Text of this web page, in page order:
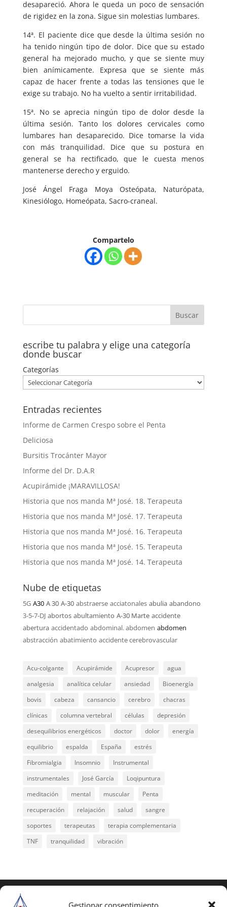
Gestionar consentimiento
desapareció. Ahora le queda un poco de sensación
de rigidez en la zona. Sigue sin molestias lumbares.
14ª. El paciente dice que desde la última sesión no
ha tenido ningún tipo de dolor. Dice que su estado
general ha mejorado mucho, y que se siente muy
bien anímicamente. Expresa que se siente más
capaz de hacer frente a todas las tensiones que le
exige su trabajo. No ha vuelto a sentir irritabilidad.
15ª. No se aprecia ningún tipo de dolor desde la
última sesión. Tanto los dolores cervicales como
lumbares han desaparecido. Dice tomarse la vida
con más tranquilidad. Dice que su postura en
general se ha rectificado, que le cuesta menos
mantenerse derecho y erguido.
José Ángel Fraga Moya Osteópata, Naturópata,
Kinesiólogo, Homeópata, Sacro-craneal.
Compartelo
escribe tu palabra y elige una categoría
donde buscar
Categorías
Entradas recientes
Informe de Carmen Crespo sobre el Penta
Deliciosa
Bursitis Trocánter Mayor
Informe del Dr. D.A.R
Acupirámide ¡MARAVILLOSA!
Historia que nos manda Mª José. 18. Terapeuta
Historia que nos manda Mª José. 17. Terapeuta
Historia que nos manda Mª José. 16. Terapeuta
Historia que nos manda Mª José. 15. Terapeuta
Historia que nos manda Mª José. 14. Terapeuta
Nube de etiquetas
5G A30 A 30 A-30 abstraerse acciatonales abulia abandono
3-5-7-DJ abortos abultamiento A-30 Marte accidente
abertura accidentado abdominal. abdomen abdomen
abstracción abatimiento accidente cerebrovascular
Acu-colgante Acupirámide Acupresor
agua
analgesia
analítica celular ansiedad
Bioenergía
bovis
cabeza cansancio cerebro
chacras
clínicas
columna vertebral células
depresión
desequilibrios energéticos
doctor dolor
energía
equilibrio
espalda España
estrés
Fibromialgia
Insomnio
Instrumental
instrumentales
José García
Loqipuntura
meditación
mental muscular
Penta
recuperación
relajación salud
sangre
soportes
terapeutas
terapia complementaria
TNF
tranquilidad vibración
reservados